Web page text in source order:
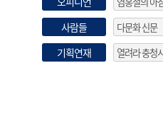
사람들
기획연재